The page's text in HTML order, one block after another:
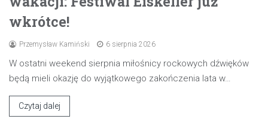
wkrótce!
Przemysław Kamiński 6 sierpnia 2026
W ostatni weekend sierpnia miłośnicy rockowych dźwięków
będą mieli okazję do wyjątkowego zakończenia lata w…
Czytaj dalej